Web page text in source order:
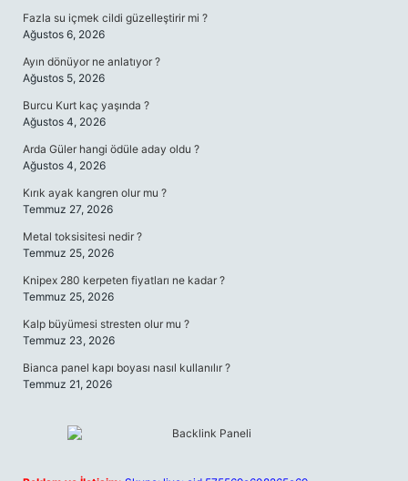
Fazla su içmek cildi güzelleştirir mi ?
Ağustos 6, 2026
Ayın dönüyor ne anlatıyor ?
Ağustos 5, 2026
Burcu Kurt kaç yaşında ?
Ağustos 4, 2026
Arda Güler hangi ödüle aday oldu ?
Ağustos 4, 2026
Kırık ayak kangren olur mu ?
Temmuz 27, 2026
Metal toksisitesi nedir ?
Temmuz 25, 2026
Knipex 280 kerpeten fiyatları ne kadar ?
Temmuz 25, 2026
Kalp büyümesi stresten olur mu ?
Temmuz 23, 2026
Bianca panel kapı boyası nasıl kullanılır ?
Temmuz 21, 2026